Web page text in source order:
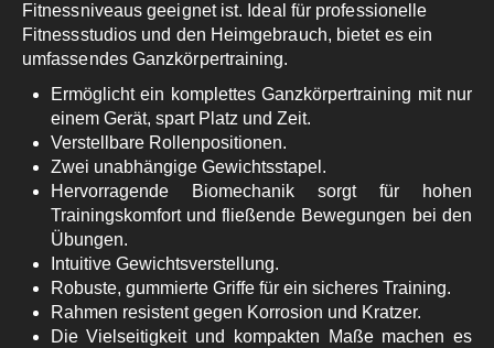
Fitnessniveaus geeignet ist. Ideal für professionelle
Fitnessstudios und den Heimgebrauch, bietet es ein
umfassendes Ganzkörpertraining.
Ermöglicht ein komplettes Ganzkörpertraining mit nur
einem Gerät, spart Platz und Zeit.
Verstellbare Rollenpositionen.
Zwei unabhängige Gewichtsstapel.
Hervorragende Biomechanik sorgt für hohen
Trainingskomfort und fließende Bewegungen bei den
Übungen.
Intuitive Gewichtsverstellung.
Robuste, gummierte Griffe für ein sicheres Training.
Rahmen resistent gegen Korrosion und Kratzer.
Die Vielseitigkeit und kompakten Maße machen es